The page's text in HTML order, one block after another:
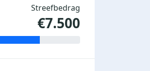
Streefbedrag
€7.500